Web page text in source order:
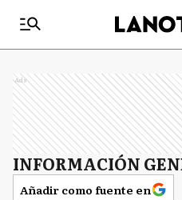
Ads
INFORMACIÓN
Añadir como fuente en